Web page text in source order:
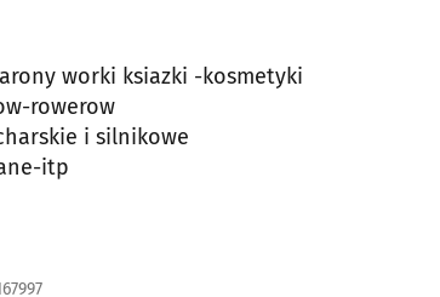
worki ksiazki -kosmetyki
rowerow
i silnikowe
itp